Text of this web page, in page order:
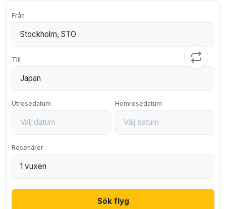
Från
Till
Utresedatum Hemresedatum
Resenärer
Sök flyg